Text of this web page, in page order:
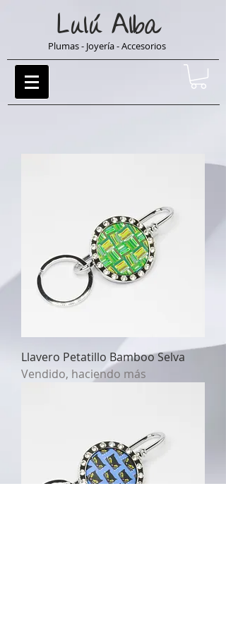
Plumas - Joyería - Accesorios
LulúAlba
Llavero Petatillo Bamboo Selva
Vendido, haciendo más